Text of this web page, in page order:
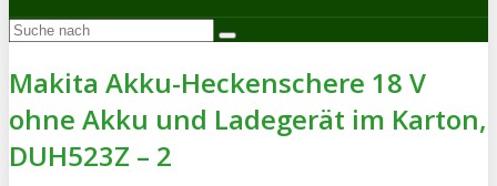
Makita Akku-Heckenschere 18 V
ohne Akku und Ladegerät im Karton,
DUH523Z – 2